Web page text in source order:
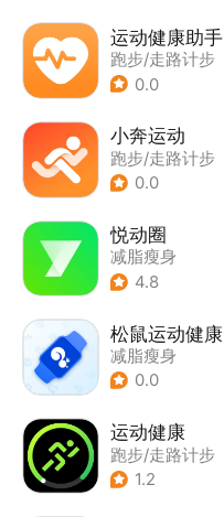
运动健康助手
跑步/走路计步
0.0
小奔运动
跑步/走路计步
0.0
悦动圈
减脂瘦身
4.8
松鼠运动健康
减脂瘦身
0.0
运动健康
跑步/走路计步
1.2